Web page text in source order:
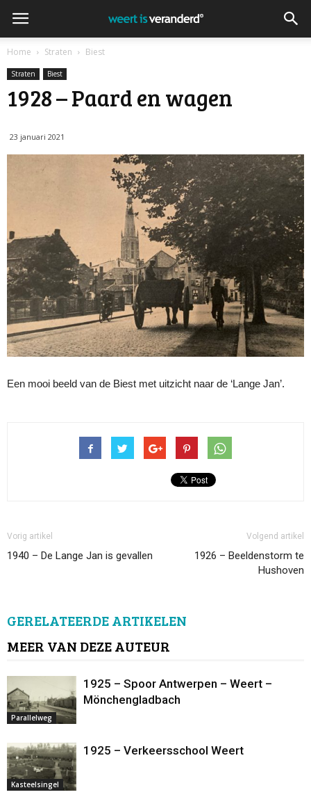
Home Straten Biest
Straten Biest
1928 – Paard en wagen
23 januari 2021
Een mooi beeld van de Biest met uitzicht naar de ‘Lange Jan’.
Vorig artikel
1940 – De Lange Jan is gevallen
Volgend artikel
1926 – Beeldenstorm te
Hushoven
GERELATEERDE ARTIKELEN
MEER VAN DEZE AUTEUR
Parallelweg
1925 – Spoor Antwerpen – Weert –
Mönchengladbach
Kasteelsingel
1925 – Verkeersschool Weert